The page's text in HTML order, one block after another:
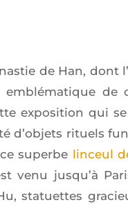
de Han, dont
de
expo­si­tion qui se
d’ob­jets rituels
superbe lin­ceul
venu jus­qu’à
sta­tuettes